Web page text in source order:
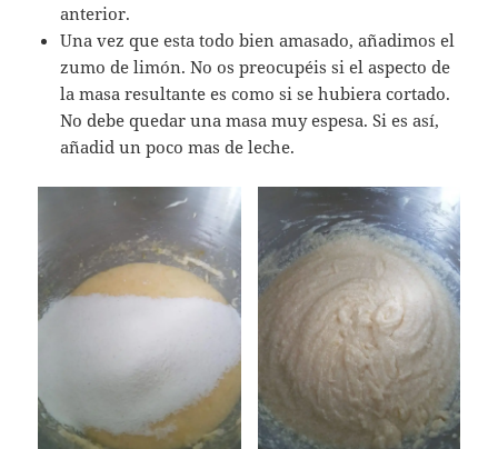
anterior.
Una vez que esta todo bien amasado, añadimos el
zumo de limón. No os preocupéis si el aspecto de
la masa resultante es como si se hubiera cortado.
No debe quedar una masa muy espesa. Si es así,
añadid un poco mas de leche.